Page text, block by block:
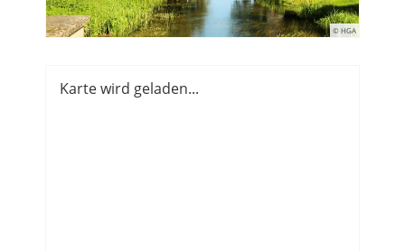
© HGA
Karte wird geladen...